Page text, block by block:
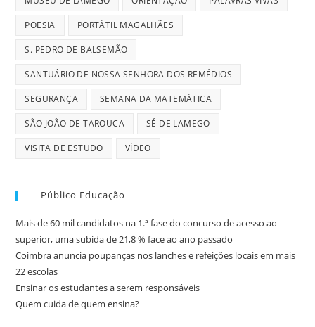
POESIA PORTÁTIL MAGALHÃES
S. PEDRO DE BALSEMÃO
SANTUÁRIO DE NOSSA SENHORA DOS REMÉDIOS
SEGURANÇA SEMANA DA MATEMÁTICA
SÃO JOÃO DE TAROUCA SÉ DE LAMEGO
VISITA DE ESTUDO VÍDEO
Público Educação
Mais de 60 mil candidatos na 1.ª fase do concurso de acesso ao
superior, uma subida de 21,8 % face ao ano passado
Coimbra anuncia poupanças nos lanches e refeições locais em mais
22 escolas
Ensinar os estudantes a serem responsáveis
Quem cuida de quem ensina?